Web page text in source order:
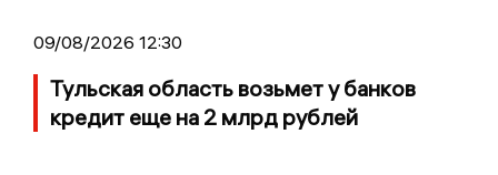
09/08/2026 12:30
Тульская область возьмет у банков
кредит еще на 2 млрд рублей